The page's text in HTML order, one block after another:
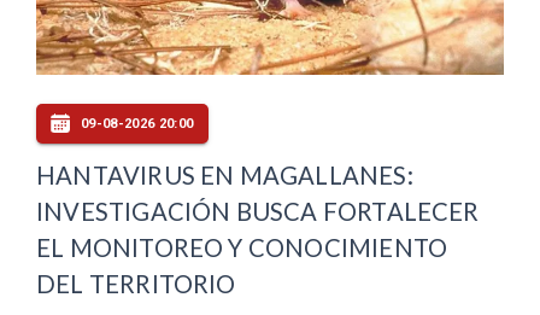
09-08-2026 20:00
HANTAVIRUS EN MAGALLANES:
INVESTIGACIÓN BUSCA FORTALECER
EL MONITOREO Y CONOCIMIENTO
DEL TERRITORIO